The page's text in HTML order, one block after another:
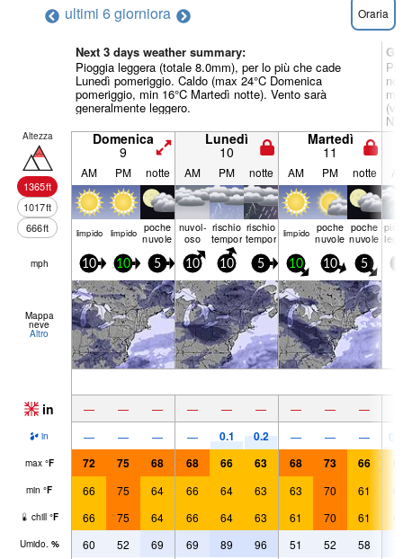
ultimi 6 giorniora Oraria
Next 3 days weather summary:
Pioggia leggera (totale 8.0mm), per lo più che cade
Lunedì pomeriggio. Caldo (max 24°C Domenica
pomeriggio, min 16°C Martedì notte). Vento sarà
generalmente leggero.
Altezza
1365ft
1017ft
666ft
Domenica
9
Lunedì
10
Martedì
11
AM PM notte AM PM notte AM PM notte
limp­ido limp­ido poche
nuvole
nuvol-
oso
rischio
temporale
rischio
temporalelimp­ido poche
nuvole
poche
nuvole
mph 10 10 5 10 10 5 10 10 5
Mappa
neve
Altro
in — — — — — — — — —
in — — — — 0.1 0.2 — — —
max °F 72 75 68 68 66 63 68 73 66
min °F 66 75 64 66 64 63 63 70 61
chill °F 66 75 64 66 64 63 61 70 61
Umido. % 60 52 69 69 89 96 51 52 58